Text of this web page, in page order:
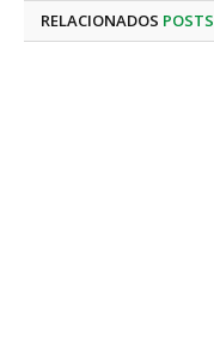
RELACIONADOS POSTS